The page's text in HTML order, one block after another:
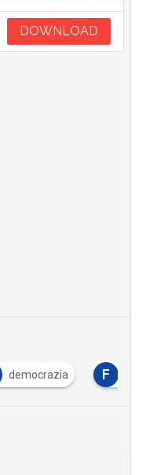
DOWNLOAD
democrazia F